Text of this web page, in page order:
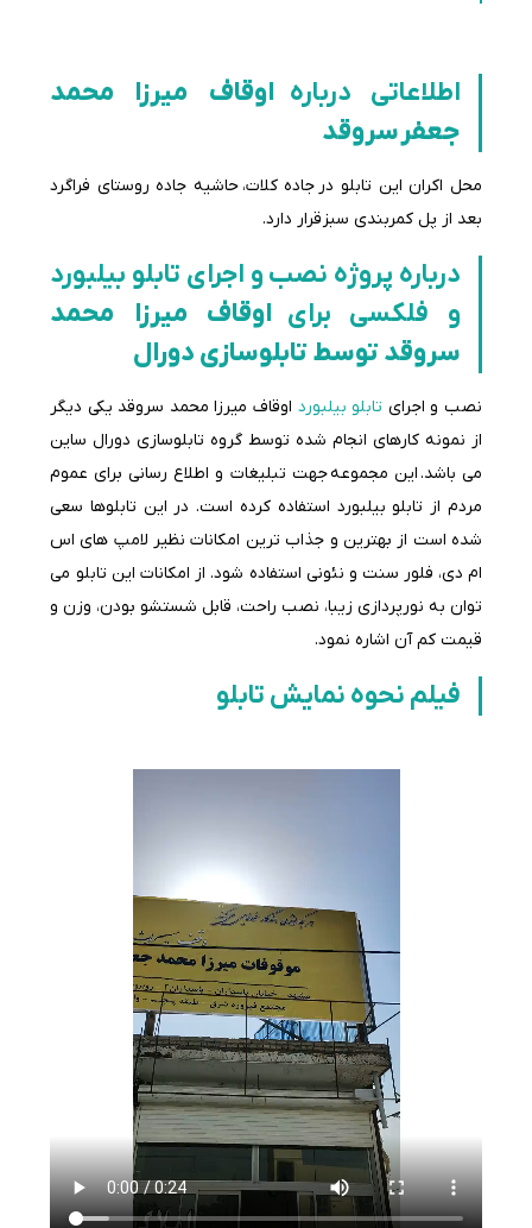
اطلاعاتی دربارهاوقاف میرزا محمد
جعفر سروقد
محل اکران این تابلو در جاده کلات، حاشیه جاده روستای فراگرد
بعد از پل کمربندی سبز قرار دارد.
درباره پروژه نصب و اجرای تابلو بیلبورد
و فلکسی برای اوقاف میرزا محمد
سروقد توسط تابلوسازی دورال
نصب و اجرای تابلو بیلبورد اوقاف میرزا محمد سروقد یکی دیگر
از نمونه کارهای انجام شده توسط گروه تابلوسازی دورال ساین
می باشد.این مجموعهجهت تبلیغات و اطلاع رسانی برای عموم
مردم از تابلو بیلبورد استفاده کرده است. در این تابلوها سعی
شده است از بهترین و جذاب ترین امکانات نظیر لامپ های اس
ام دی، فلور سنت و نئونی استفاده شود. از امکانات این تابلو می
توان به نورپردازی زیبا، نصب راحت، قابل شستشو بودن، وزن و
قیمت کم آن اشاره نمود.
فیلم نحوه نمایش تابلو